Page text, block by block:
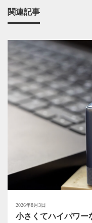
関連記事
2026年8月3日
小さくてハイパワ